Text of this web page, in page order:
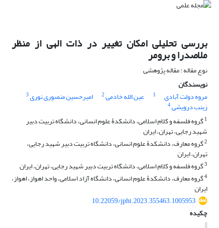
بررسی تحلیلی امکان تغییر در ذات الهی از منظر
ملاصدرا و برومر
نوع مقاله : مقاله پژوهشی
نویسندگان
مروه دولت آبادی
1 عین الله خادمی2 امیرحسین منصوری نوری3
زینب درویشی4
1گروه فلسفه و کلام اسلامی، دانشکدۀ علوم انسانی، دانشگاه تربیت دبیر
شهید رجایی، تهران، ایران
2گروه معارف، دانشکدۀ علوم انسانی، دانشگاه تربیت دبیر شهید رجایی،
تهران، ایران
3گروه فلسفه و کلام اسلامی، دانشگاه تربیت دبیر شهید رجایی، تهران، ایران
4گروه معارف، دانشکدۀ علوم انسانی، دانشگاه آزاد اسلامی، واحد اهواز، اهواز،
ایران
10.22059/jpht.2023.355463.1005953
چکیده